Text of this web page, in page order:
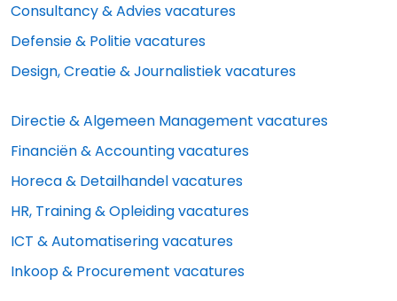
Consultancy & Advies vacatures
Defensie & Politie vacatures
Design, Creatie & Journalistiek vacatures
Directie & Algemeen Management vacatures
Financiën & Accounting vacatures
Horeca & Detailhandel vacatures
HR, Training & Opleiding vacatures
ICT & Automatisering vacatures
Inkoop & Procurement vacatures